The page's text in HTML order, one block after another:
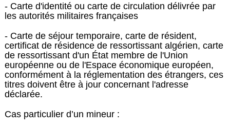
- Carte d'identité ou carte de circulation délivrée par
les autorités militaires françaises
- Carte de séjour temporaire, carte de résident,
certificat de résidence de ressortissant algérien, carte
de ressortissant d'un État membre de l'Union
européenne ou de l'Espace économique européen,
conformément à la réglementation des étrangers, ces
titres doivent être à jour concernant l'adresse
déclarée.
Cas particulier d’un mineur :